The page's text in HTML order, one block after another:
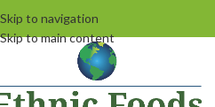
Skip to navigation
Skip to main content